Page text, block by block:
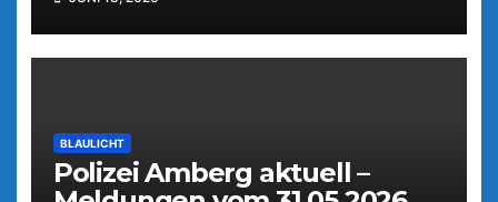
BLAULICHT
Polizei Amberg aktuell –